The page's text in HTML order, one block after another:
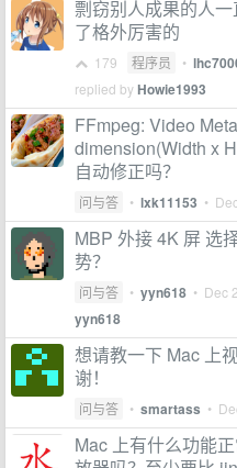
剽窃别人成果的人
了格外厉害的
179 程序员 •
replied byHowie1993
FFmpeg: Video
dimension(Width x
自动修正吗？
问与答 • lxk11153 •
MBP 外接 4K 屏 选
势？
问与答 • yyn618 • Dec
yyn618
想请教一下 Mac 上
谢！
问与答 • smartass •
Mac 上有什么功能